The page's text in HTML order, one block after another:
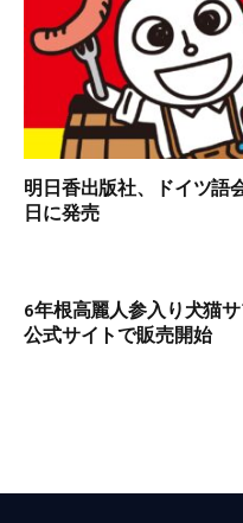
明日香出版社、ドイツ語
日に発売
6年根高麗人参入り犬猫
公式サイトで販売開始